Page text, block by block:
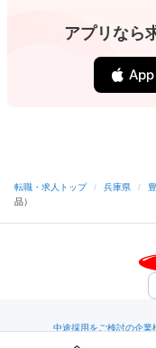
アプリなら
転職・求人トップ / 兵庫県 /
品）
中途採用をご検討の企業